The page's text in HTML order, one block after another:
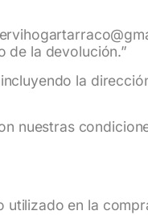
de la devolución.”
la
nuestras
en la